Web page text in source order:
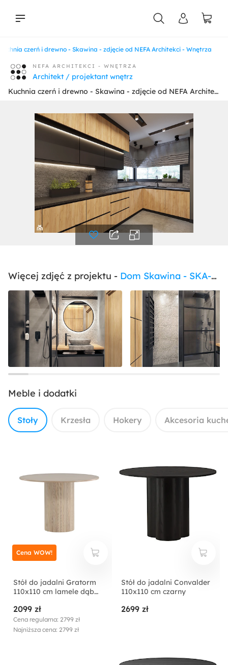
czerń i drewno - Skawina - zdjęcie od NEFA Architekci - Wnętrza
NEFA ARCHITEKCI - WNĘTRZA
Architekt / projektant wnętrz
Kuchnia czerń i drewno - Skawina - zdjęcie od NEFA Architekci - Wnętrza
Więcej zdjęć z projektu - Dom Skawina - SKA-02
Meble i dodatki
Stoły Krzesła Hokery Akcesoria
Stół do jadalni Gratorm
110x110 cm lamele dąb
2099 zł
Cena regularna: 2799 zł
Najniższa cena: 2799 zł
Cena WOW!
Stół do jadalni Convalder
110x110 cm czarny
2699 zł